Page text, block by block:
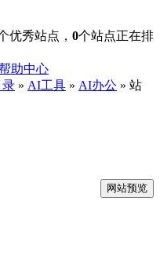
优秀站点， 0个站点正在排
助中心
录 » AI工具 » AI办公 » 站
网站预览